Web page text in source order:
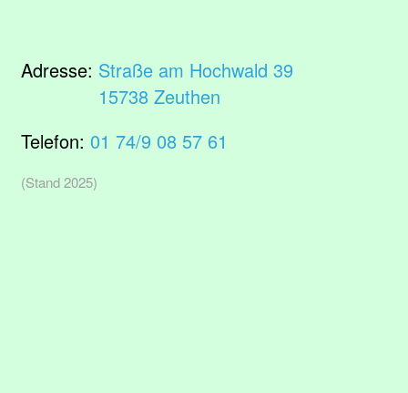
Adresse: Straße am Hochwald 39
15738 Zeuthen
Telefon: 01 74/9 08 57 61
(Stand 2025)